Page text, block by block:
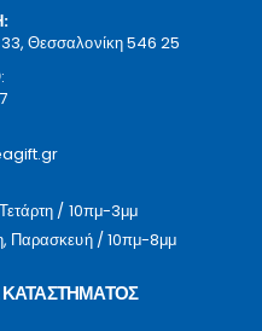
Θεσσαλονίκη 546 25
/ 10πμ-3μμ
Παρασκευή / 10πμ-8μμ
ΚΑΤΑΣΤΗΜΑΤΟΣ